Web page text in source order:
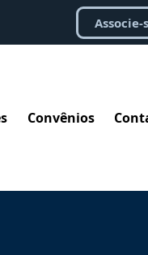
Associe-
Convênios